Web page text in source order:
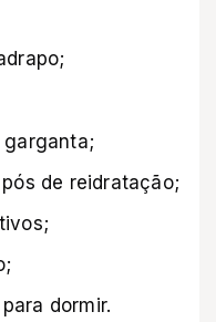
garganta;
de reidratação;
dormir.